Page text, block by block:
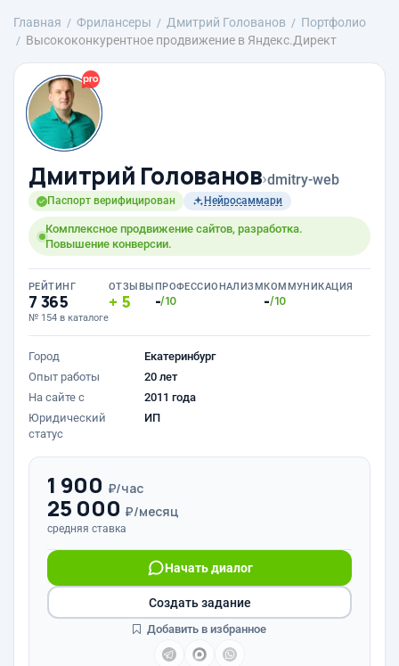
Главная Фрилансеры Дмитрий Голованов
Портфолио
Высококонкурентное продвижение в Яндекс.Директ
Дмитрий Голованов›dmitry-web
Паспорт верифицирован Нейросаммари
Комплексное продвижение сайтов, разработка.
Повышение конверсии.
РЕЙТИНГ
7 365
№ 154 в каталоге
ОТЗЫВЫ
5
ПРОФЕССИОНАЛИЗМ
-/10
КОММУНИКАЦИЯ
-/10
Город
Екатеринбург
Опыт работы
20 лет
На сайте с
2011 года
Юридический
статус
ИП
1 900 ₽/час
25 000 ₽/месяц
средняя ставка
Начать диалог
Создать задание
Добавить в избранное